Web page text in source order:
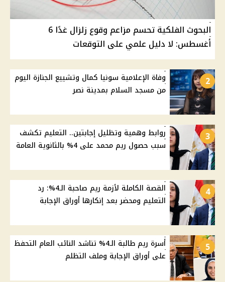
البحوث الفلكية تحسم مزاعم وقوع زلزال غدًا 6
أغسطس: لا دليل علمي على التوقعات
2
وفاة الإعلامية سونيا كمال وتشييع الجنازة اليوم
من مسجد السلام بمدينة نصر
3
روابط وهمية وتظليل إجابتين.. التعليم تكشف
سبب حصول ريم محمد على 4% بالثانوية العامة
4
القصة الكاملة لأزمة ريم صاحبة الـ4%: رد
التعليم ومحضر بعد إنكارها أوراق الإجابة
5
أسرة ريم طالبة الـ4% تناشد النائب العام التحفظ
على أوراق الإجابة وملف التظلم